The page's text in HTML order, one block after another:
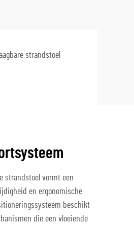
strandstoel
strandstoel vormt een
en ergonomische
beschikt
die een vloeiende